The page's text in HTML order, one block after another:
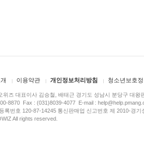
이용약관 개인정보처리방침 청소년보호
위즈 대표이사 김승철, 배태근 경기도 성남시 분당구 대왕
8870 Fax : (031)8039-4077 E-mail :
록번호 120-87-14245 통신판매업 신고번호 제 2010-경
All rights reserved.